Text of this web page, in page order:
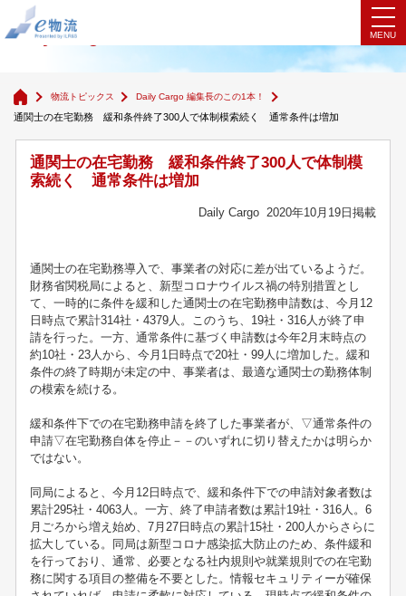
Daily Cargo 編集長のこの1本！
物流トピックス Daily Cargo 編集長のこの1本！
通関士の在宅勤務 緩和条件終了300人で体制模索続く 通常条件は増加
通関士の在宅勤務 緩和条件終了300人で体制模
索続く 通常条件は増加
Daily Cargo 2020年10月19日掲載
通関士の在宅勤務導入で、事業者の対応に差が出ているようだ。
財務省関税局によると、新型コロナウイルス禍の特別措置とし
て、一時的に条件を緩和した通関士の在宅勤務申請数は、今月12
日時点で累計314社・4379人。このうち、19社・316人が終了申
請を行った。一方、通常条件に基づく申請数は今年2月末時点の
約10社・23人から、今月1日時点で20社・99人に増加した。緩和
条件の終了時期が未定の中、事業者は、最適な通関士の勤務体制
の模索を続ける。
緩和条件下での在宅勤務申請を終了した事業者が、▽通常条件の
申請▽在宅勤務自体を停止－－のいずれに切り替えたかは明らか
ではない。
同局によると、今月12日時点で、緩和条件下での申請対象者数は
累計295社・4063人。一方、終了申請者数は累計19社・316人。6
月ごろから増え始め、7月27日時点の累計15社・200人からさらに
拡大している。同局は新型コロナ感染拡大防止のため、条件緩和
を行っており、通常、必要となる社内規則や就業規則での在宅勤
務に関する項目の整備を不要とした。情報セキュリティーが確保